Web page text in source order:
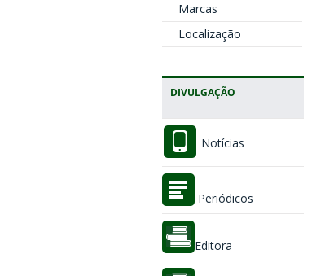
Marcas
Localização
DIVULGAÇÃO
Notícias
Periódicos
Editora